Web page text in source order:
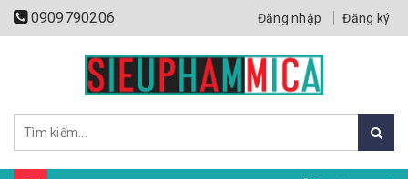
0909790206 Đăng nhập Đăng ký